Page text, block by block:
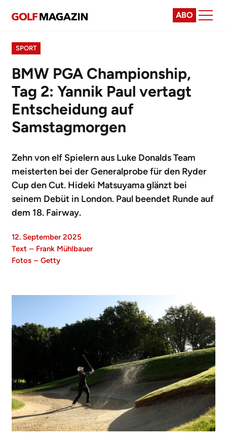
ABO
SPORT
BMW PGA Championship,
Tag 2: Yannik Paul vertagt
Entscheidung auf
Samstagmorgen
Zehn von elf Spielern aus Luke Donalds Team
meisterten bei der Generalprobe für den Ryder
Cup den Cut. Hideki Matsuyama glänzt bei
seinem Debüt in London. Paul beendet Runde auf
dem 18. Fairway.
12. September 2025
Text – Frank Mühlbauer
Fotos – Getty